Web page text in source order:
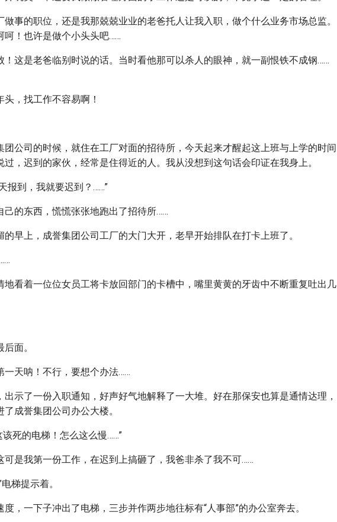
做事的职位，还是我那兢兢业业的老爸托人让我入职，做个什么业务市场总监。
呵！也许是做个小头头吧……
！这是老爸临别时说的话。当时看他那可以杀人的眼神，就一副恨铁不成钢……
，找工作不容易啊！
团公司的时候，就住在工厂对面的招待所，今天起来才醒起这上班与上学的时间
过，迟到的家伙，经常是住得近的人。我从没想到这句话会印证在我身上。
报到，我就要迟到？……”
己的东西，慌慌张张地跑出了招待所……
的早上，成誉集团公司工厂的大门大开，老早开始排队在打卡上班了。
地看着一位位女员工将卡放回部门的卡槽中，嘴里黄黄的牙齿中不断重复吐出几
面。
一天呐！不行，要想个办法……
出示了一份入职通知，好声好气地解释了一大堆。好在那保安也算是通情达理，
成誉集团公司办公大楼。
死的电梯！怎么这么慢……”
可是我第一份工作，在迟到上搞砸了，我爸非杀了我不可……
梯提示着。
，一下子冲出了电梯，三步并作两步地往标有“人事部”的办公室奔去。